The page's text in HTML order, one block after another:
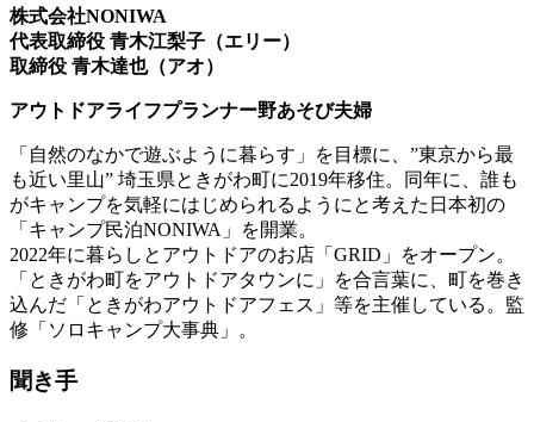
株式会社NONIWA
代表取締役 青木江梨子（エリー）
取締役 青木達也（アオ）
アウトドアライフプランナー野あそび夫婦
「自然のなかで遊ぶように暮らす」を目標に、”東京から最
も近い里山” 埼玉県ときがわ町に2019年移住。同年に、誰も
がキャンプを気軽にはじめられるようにと考えた日本初の
「キャンプ民泊NONIWA」を開業。
2022年に暮らしとアウトドアのお店「GRID」をオープン。
「ときがわ町をアウトドアタウンに」を合言葉に、町を巻き
込んだ「ときがわアウトドアフェス」等を主催している。監
修「ソロキャンプ大事典」。
聞き手